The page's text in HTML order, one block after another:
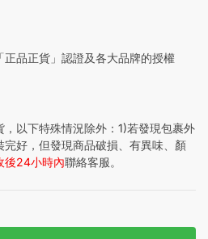
品正貨」認證及各大品牌的授權
以下特殊情況除外：1)若發現包裹外
好，但發現商品破損、有異味、顏
後24小時內聯絡客服。